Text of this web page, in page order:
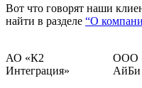
Вот что говорят наши
найти в разделе “О
АО «К2
Интеграция»
ООО